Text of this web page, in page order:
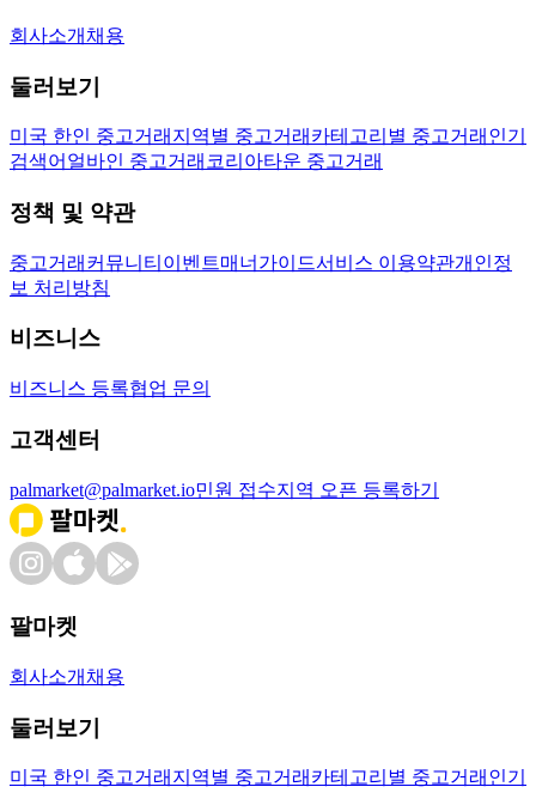
회사소개 채용
둘러보기
미국 한인 중고거래 지역별 중고거래 카테고리별 중고거래 인기
검색어 얼바인 중고거래 코리아타운 중고거래
정책 및 약관
중고거래 커뮤니티 이벤트매너가이드서비스 이용약관개인정
보 처리방침
비즈니스
비즈니스 등록협업 문의
고객센터
palmarket@palmarket.io민원 접수지역 오픈 등록하기
팔마켓
회사소개 채용
둘러보기
미국 한인 중고거래 지역별 중고거래 카테고리별 중고거래 인기